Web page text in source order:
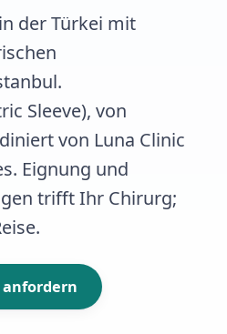
der Türkei mit
Sleeve), von
von Luna Clinic
Eignung und
trifft Ihr Chirurg;
anfordern